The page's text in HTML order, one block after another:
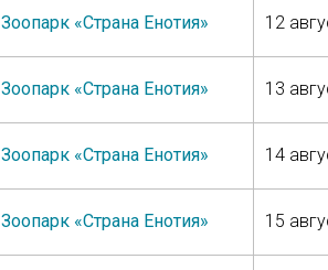
Зоопарк «Страна Енотия» 12
Зоопарк «Страна Енотия» 13
Зоопарк «Страна Енотия» 14
Зоопарк «Страна Енотия» 15